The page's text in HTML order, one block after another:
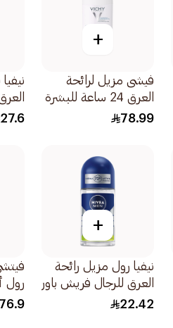
+
فيشى مزيل لرائحة
العرق 24 ساعة للبشرة
الحساسة جدا 40مل
78.99
آند كير
27.6
+
نيفيا رول مزيل رائحة
العرق للرجال فريش باور
50مل
22.42
رول
76.9